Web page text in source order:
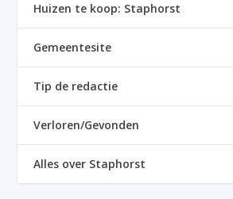
Huizen te koop: Staphorst
Gemeentesite
Tip de redactie
Verloren/Gevonden
Alles over Staphorst